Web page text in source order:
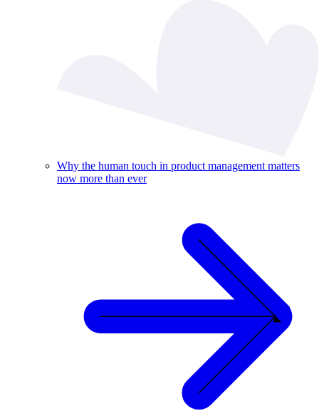
Why the human touch in product management matters
now more than ever